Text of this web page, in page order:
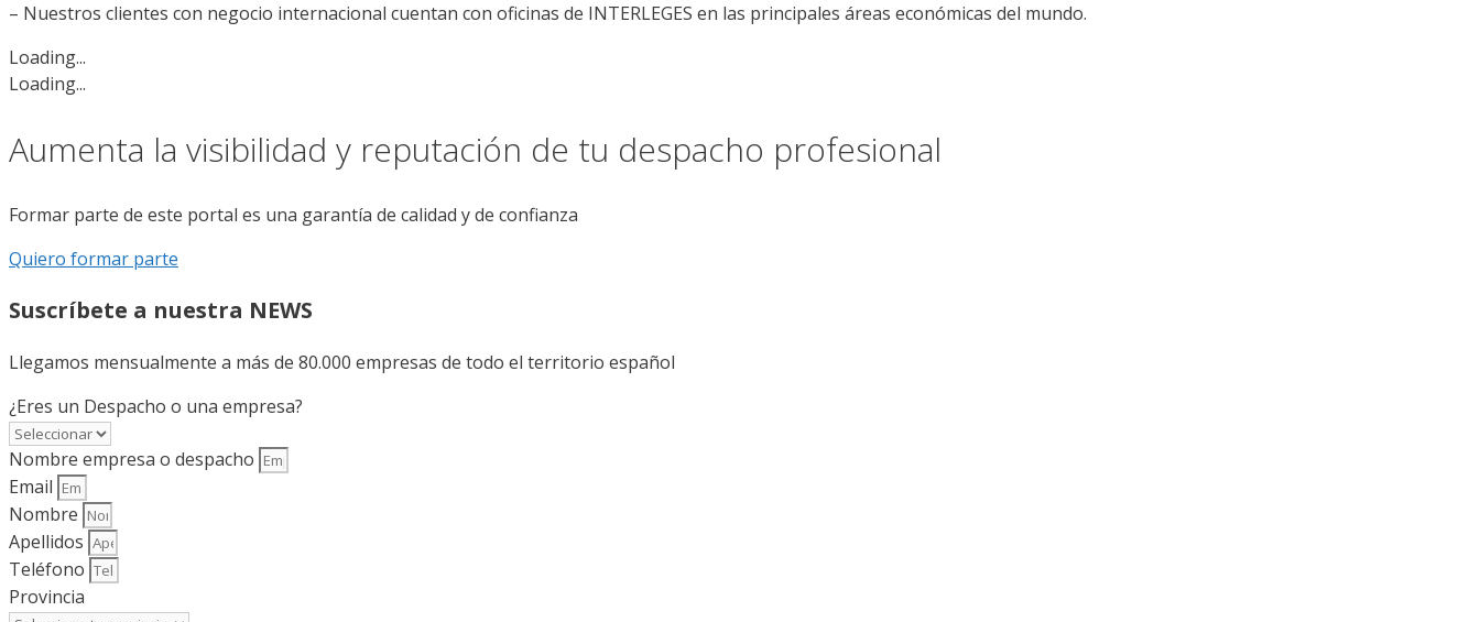
– Nuestros clientes con negocio internacional cuentan con oficinas de INTERLEGES en las principales áreas económicas del mundo.
Loading...
Loading...
Aumenta la visibilidad y reputación de tu despacho profesional
Formar parte de este portal es una garantía de calidad y de confianza
Quiero formar parte
Suscríbete a nuestra NEWS
Llegamos mensualmente a más de 80.000 empresas de todo el territorio español
¿Eres un Despacho o una empresa?
Nombre empresa o despacho
Email
Nombre
Apellidos
Teléfono
Provincia